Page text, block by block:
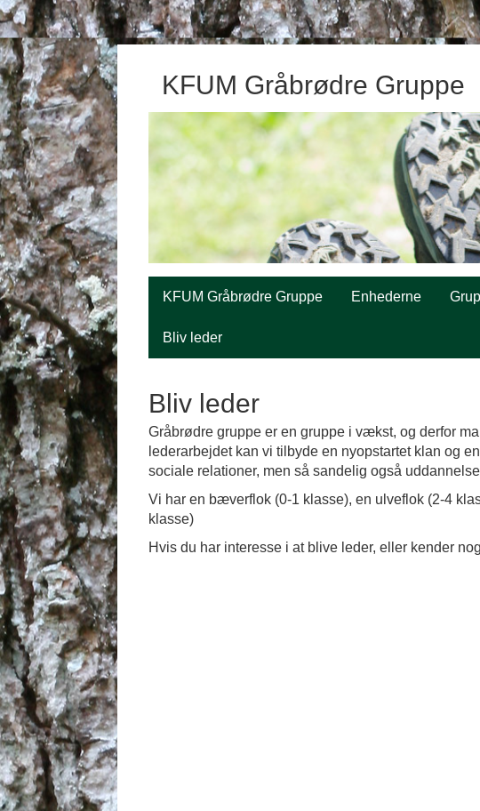
KFUM Gråbrødre Gruppe
KFUM Gråbrødre Gruppe Enhederne
Bliv leder
Bliv leder
Gråbrødre gruppe er en gruppe i vækst, og derfor
lederarbejdet kan vi tilbyde en nyopstartet klan og
sociale relationer, men så sandelig også
Vi har en bæverflok (0-1 klasse), en ulveflok (2-4
klasse)
Hvis du har interesse i at blive leder, eller kender